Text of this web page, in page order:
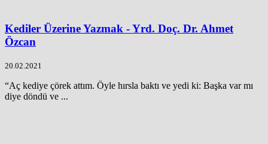
Kediler Üzerine Yazmak - Yrd. Doç. Dr. Ahmet
Özcan
20.02.2021
“Aç kediye çörek attım. Öyle hırsla baktı ve yedi ki: Başka var mı
diye döndü ve ...